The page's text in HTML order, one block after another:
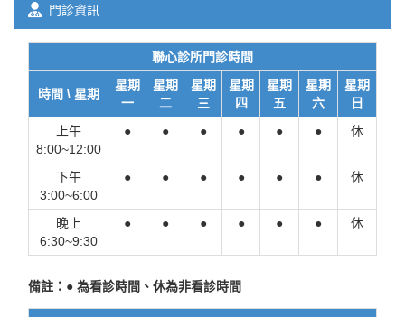
門診資訊
聯心診所門診時間
時間 \ 星期
星期
一
星期
二
星期
三
星期
四
星期
五
星期
六
星期
日
上午
8:00~12:00
● ● ● ● ● ● 休
下午
3:00~6:00
● ● ● ● ● ● 休
晚上
6:30~9:30
● ● ● ● ● ● 休
備註：● 為看診時間、休為非看診時間